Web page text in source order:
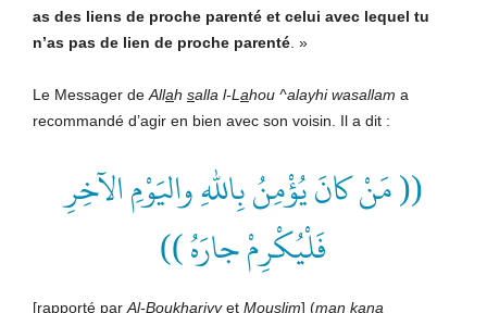
as des liens de proche parenté et celui avec lequel tu
n’as pas de lien de proche parenté . »
Le Messager de Allah salla l-L ahou ^alayhi wasallam a
recommandé d’agir en bien avec son voisin. Il a dit :
(( مَنْ كانَ يُؤْمِنُ بِاللهِ واليَوْمِ الآخِرِ
فَلْيُكْرِمْ جارَهُ ))
[rapporté par Al-Boukhariyyet Mouslim] (man kana